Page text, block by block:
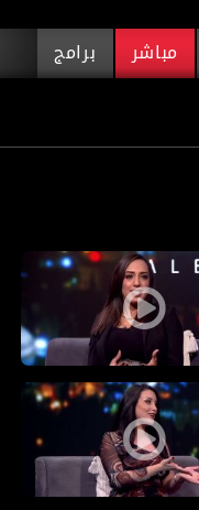
مباشر برامج
أجواء الميلاد وانعكاسها
النفسية
تقييم الذات الصحي